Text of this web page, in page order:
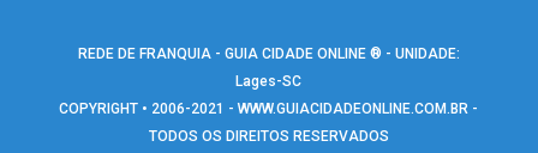
REDE DE FRANQUIA - GUIA CIDADE ONLINE ® - UNIDADE:
Lages-SC
COPYRIGHT • 2006-2021 -WWW.GUIACIDADEONLINE.COM.BR -
TODOS OS DIREITOS RESERVADOS